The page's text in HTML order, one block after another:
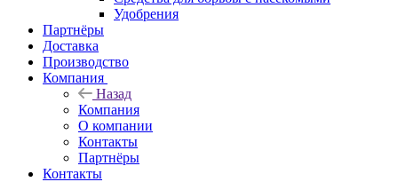
Удобрения
Партнёры
Доставка
Производство
Компания
Назад
Компания
О компании
Контакты
Партнёры
Контакты